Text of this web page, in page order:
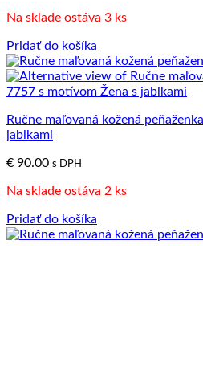
Na sklade ostáva 3 ks
Pridať do košíka
Ručne maľovaná kožená
jablkami
€ 90.00 s DPH
Na sklade ostáva 2 ks
Pridať do košíka